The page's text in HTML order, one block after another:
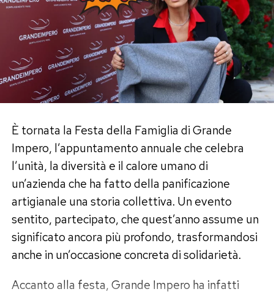
È tornata la Festa della Famiglia di Grande
Impero, l’appuntamento annuale che celebra
l’unità, la diversità e il calore umano di
un’azienda che ha fatto della panificazione
artigianale una storia collettiva. Un evento
sentito, partecipato, che quest’anno assume un
significato ancora più profondo, trasformandosi
anche in un’occasione concreta di solidarietà.
Accanto alla festa, Grande Impero ha infatti